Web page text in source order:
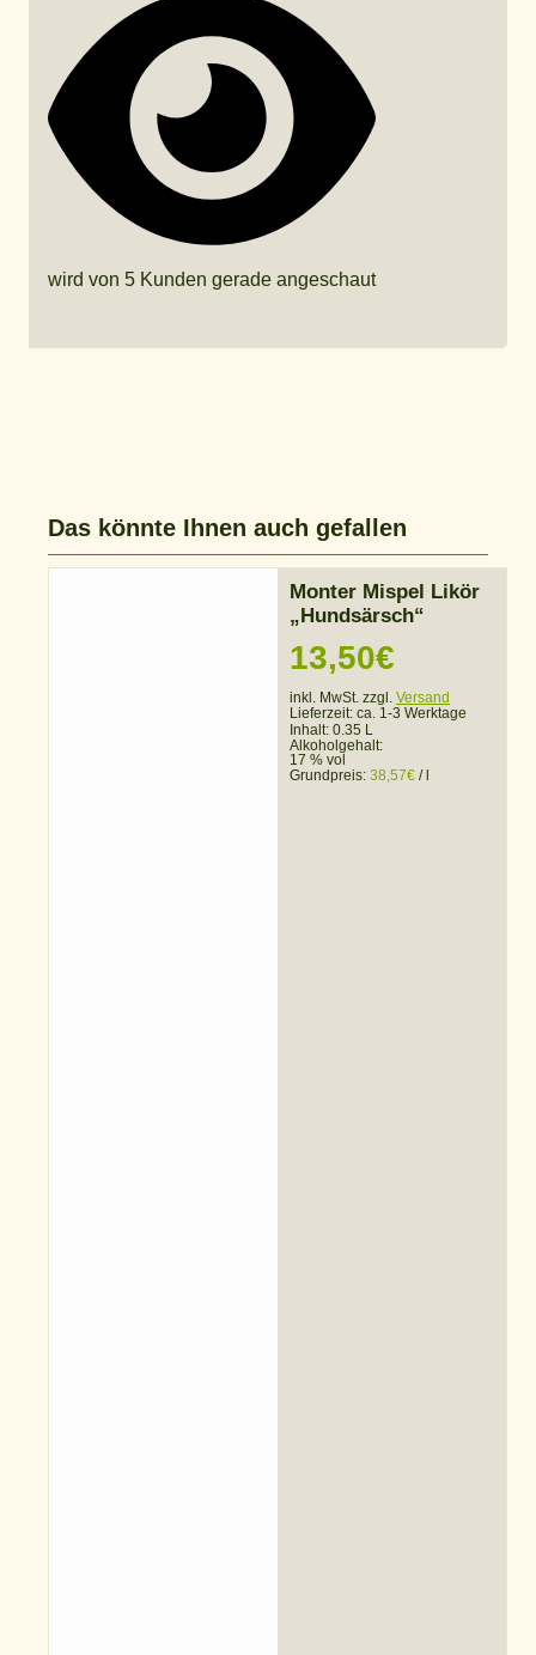
wird von 5 Kunden gerade angeschaut
Das könnte Ihnen auch gefallen
Monter Mispel Likör
„Hundsärsch“
13,50€
inkl. MwSt. zzgl. Versand
Lieferzeit: ca. 1-3 Werktage
Inhalt: 0.35 L
Alkoholgehalt:
17 % vol
Grundpreis: 38,57€ /